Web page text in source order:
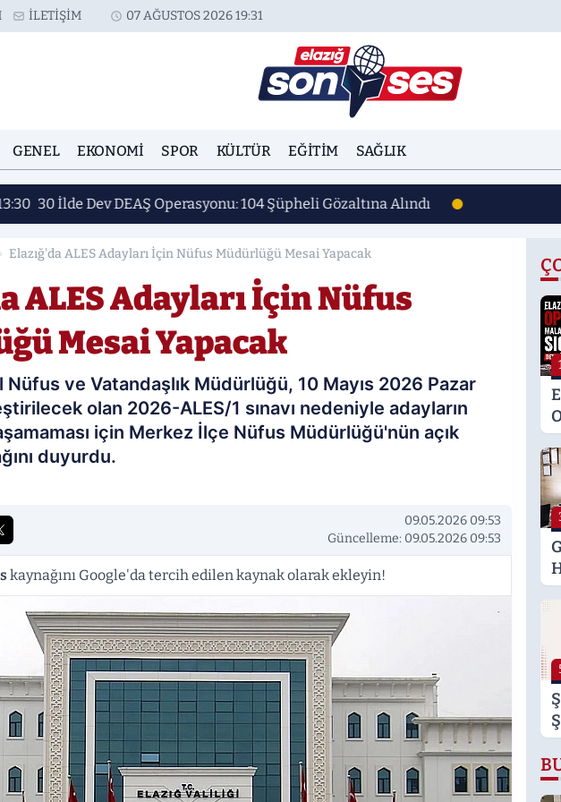
İLETIŞIM 07 AĞUSTOS 2026 19:31
GENEL EKONOMI SPOR KÜLTÜR EĞITIM SAĞLIK
30 İlde Dev DEAŞ Operasyonu: 104 Şüpheli Gözaltına Alındı
Elazığ'da ALES Adayları İçin Nüfus Müdürlüğü Mesai Yapacak
ALES Adayları İçin Nüfus
Mesai Yapacak
Nüfus ve Vatandaşlık Müdürlüğü, 10 Mayıs 2026 Pazar
olan 2026-ALES/1 sınavı nedeniyle adayların
için Merkez İlçe Nüfus Müdürlüğü'nün açık
duyurdu.
09.05.2026 09:53
Güncelleme: 09.05.2026 09:53
kaynağını Google'da tercih edilen kaynak olarak ekleyin!